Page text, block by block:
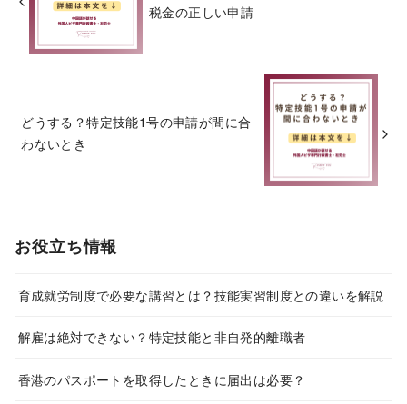
税金の正しい申請
どうする？特定技能1号の申請が間に合
わないとき
お役立ち情報
育成就労制度で必要な講習とは？技能実習制度との違いを解説
解雇は絶対できない？特定技能と非自発的離職者
香港のパスポートを取得したときに届出は必要？